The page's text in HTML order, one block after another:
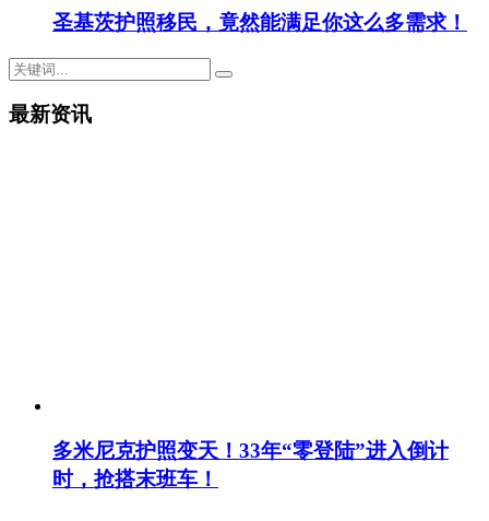
圣基茨护照移民，竟然能满足你这么多需求！
最新资讯
多米尼克护照变天！33年“零登陆”进入倒计
时，抢搭末班车！